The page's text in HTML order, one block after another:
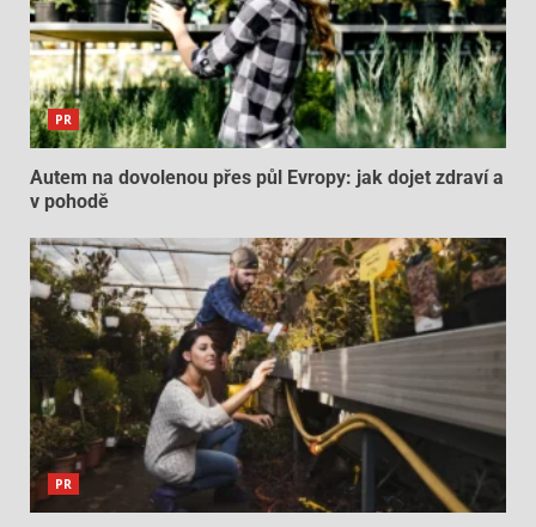
PR
Autem na dovolenou přes půl Evropy: jak dojet zdraví a
v pohodě
PR